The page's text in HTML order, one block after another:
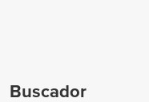
Buscador